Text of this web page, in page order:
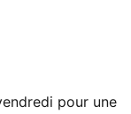
pour une